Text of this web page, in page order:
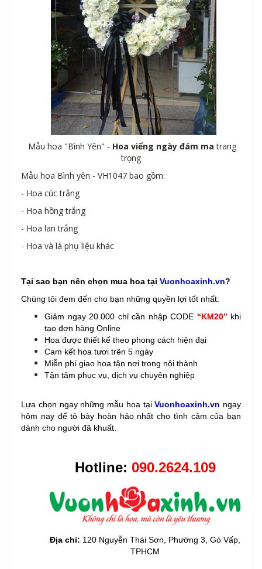
Mẫu hoa "Bình Yên" - Hoa viếng ngày đám matrang
trọng
Mẫu hoa Bình yên - VH1047 bao gồm:
- Hoa cúc trắng
- Hoa hồng trắng
- Hoa lan trắng
- Hoa và lá phụ liệu khác
Tại sao bạn nên chọn mua hoa tại Vuonhoaxinh.vn?
Chúng tôi đem đến cho bạn những quyền lợi tốt nhất:
Giảm ngay 20.000 chỉ cần nhập CODE “KM20” khi
tạo đơn hàng Online
Hoa được thiết kế theo phong cách hiện đại
Cam kết hoa tươi trên 5 ngày
Miễn phí giao hoa tận nơi trong nội thành
Tận tâm phục vụ, dịch vụ chuyên nghiệp
Lựa chọn ngay những mẫu hoa tạiVuonhoaxinh.vn ngay
hôm nay để tỏ bày hoàn hảo nhất cho tình cảm của bạn
dành cho người đã khuất.
Hotline: 090.2624.109
Địa chỉ: 120 Nguyễn Thái Sơn, Phường 3, Gò Vấp,
TPHCM